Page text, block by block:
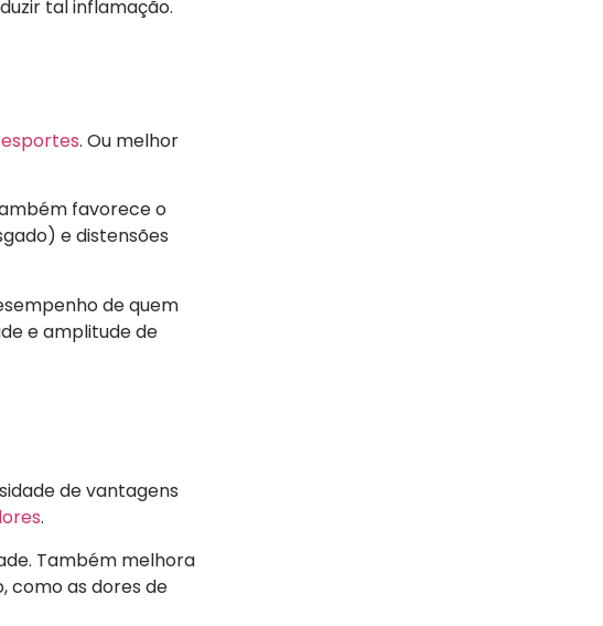
tal inflamação.
esportes. Ou melhor
favorece o
e distensões
de quem
e amplitude de
de vantagens
.
Também melhora
como as dores de